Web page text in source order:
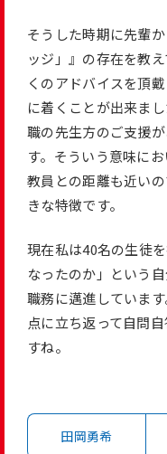
そうした時期に先輩
ッジ」』の存在を教
くのアドバイスを頂
に着くことが出来ま
職の先生方のご支援
す。そういう意味に
教員との距離も近い
きな特徴です。
現在私は40名の生徒
なったのか」という
職務に邁進していま
点に立ち返って自問
すね。
田岡勇希